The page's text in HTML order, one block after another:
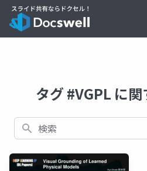
タグ #VGPL に
検索